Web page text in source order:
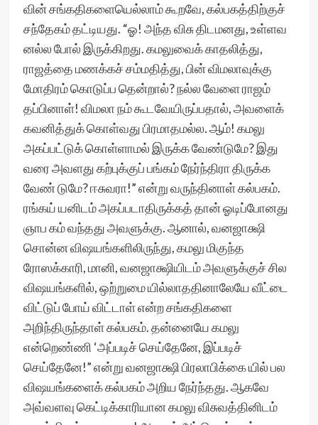
வின் சங்கதிகளையெல்லாம் கூறவே, கல்பகத்திற்குச்
சந்தேகம் தட்டியது. “ஓ! அந்த விசு திடமனது, உள்ளவ
னல்ல போல் இருக்கிறது. கமலுவைக் காதலித்து,
ராஜத்தை மணக்கச் சம்மதித்து, பின் விமலாவுக்கு
மோதிரம் கொடுப்ப தென்றால்? நல்ல வேளை ராஜம்
தப்பினாள்! விமலா நம் கூடவேயிருப்பதால், அவளைக்
கவனித்துக் கொள்வது பிரமாதமல்ல. ஆம்! கமலு
அகப்பட்டுக் கொள்ளாமல் இருக்க வேண்டுமே? இது
வரை அவளது கற்புக்குப் பங்கம் நேர்ந்திரா திருக்க
வேண் டுமே? ஈசுவரா!” என்று வருந்தினாள் கல்பகம்.
ரங்கய் யனிடம் அகப்படாதிருக்கத் தான் ஓடிப்போனது
ஞாப கம் வந்தது அவளுக்கு. ஆனால், வனஜாக்ஷி
சொன்ன விஷயங்களிலிருந்து, கமலு மிகுந்த
ரோஸக்காரி, மானி, வனஜாக்ஷியிடம் அவளுக்குச் சில
விஷயங்களில், ஒற்றுமை யில்லாததினாலேயே வீட்டை
விட்டுப் போய் விட்டாள் என்ற சங்கதிகளை
அறிந்திருந்தாள் கல்பகம். தன்னையே கமலு
என்றெண்ணி ‘அப்படிச் செய்தேனே, இப்படிச்
செய்தேனே!” என்று வனஜாக்ஷி பிரலாபிக்கை யில் பல
விஷயங்களைக் கல்பகம் அறிய நேர்ந்தது. ஆகவே
அவ்வளவு கெட்டிக்காரியான கமலு விசுவத்தினிடம்